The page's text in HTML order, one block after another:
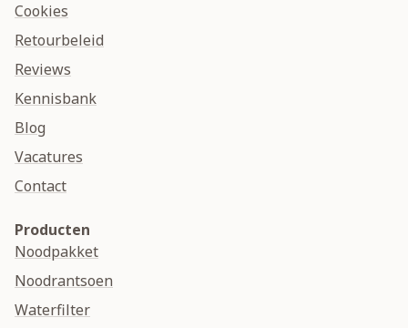
Cookies
Retourbeleid
Reviews
Kennisbank
Blog
Vacatures
Contact
Producten
Noodpakket
Noodrantsoen
Waterfilter